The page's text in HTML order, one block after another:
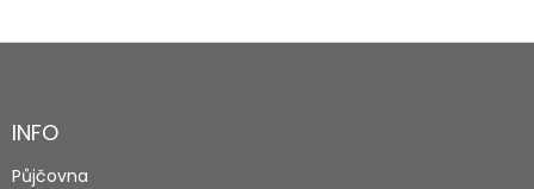
Z
aINFO
Půjčovna